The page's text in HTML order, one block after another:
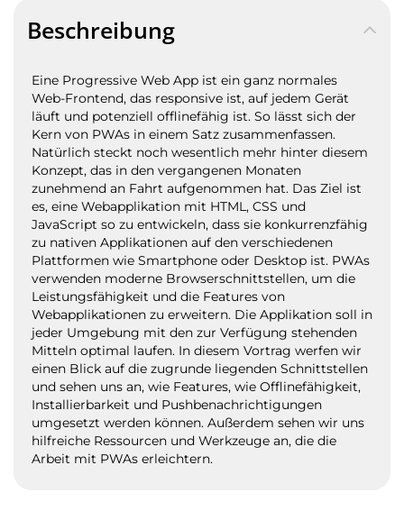
Beschreibung
Eine Progressive Web App ist ein ganz normales
Web-Frontend, das responsive ist, auf jedem Gerät
läuft und potenziell offlinefähig ist. So lässt sich der
Kern von PWAs in einem Satz zusammenfassen.
Natürlich steckt noch wesentlich mehr hinter diesem
Konzept, das in den vergangenen Monaten
zunehmend an Fahrt aufgenommen hat. Das Ziel ist
es, eine Webapplikation mit HTML, CSS und
JavaScript so zu entwickeln, dass sie konkurrenzfähig
zu nativen Applikationen auf den verschiedenen
Plattformen wie Smartphone oder Desktop ist. PWAs
verwenden moderne Browserschnittstellen, um die
Leistungsfähigkeit und die Features von
Webapplikationen zu erweitern. Die Applikation soll in
jeder Umgebung mit den zur Verfügung stehenden
Mitteln optimal laufen. In diesem Vortrag werfen wir
einen Blick auf die zugrunde liegenden Schnittstellen
und sehen uns an, wie Features, wie Offlinefähigkeit,
Installierbarkeit und Pushbenachrichtigungen
umgesetzt werden können. Außerdem sehen wir uns
hilfreiche Ressourcen und Werkzeuge an, die die
Arbeit mit PWAs erleichtern.